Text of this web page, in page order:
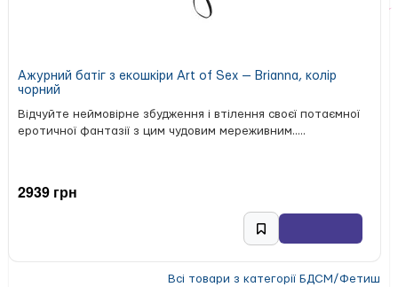
Ажурний батіг з екошкіри Art of Sex — Brianna, колір
чорний
Відчуйте неймовірне збудження і втілення своєї потаємної
еротичної фантазії з цим чудовим мереживним.....
2939 грн
Всі товари з категорії БДСМ/Фетиш